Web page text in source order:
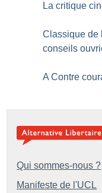
La critique
Classique de
conseils
A Contre
Qui sommes-nous ?
Manifeste de l'UCL